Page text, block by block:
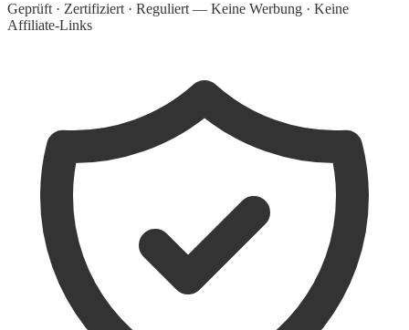
Geprüft · Zertifiziert · Reguliert — Keine Werbung · Keine
Affiliate-Links